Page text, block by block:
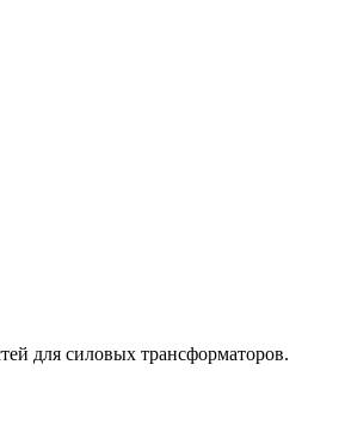
для силовых трансформаторов.